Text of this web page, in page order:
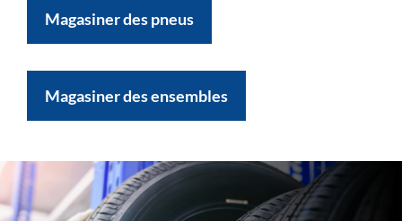
Magasiner des pneus
Magasiner des ensembles